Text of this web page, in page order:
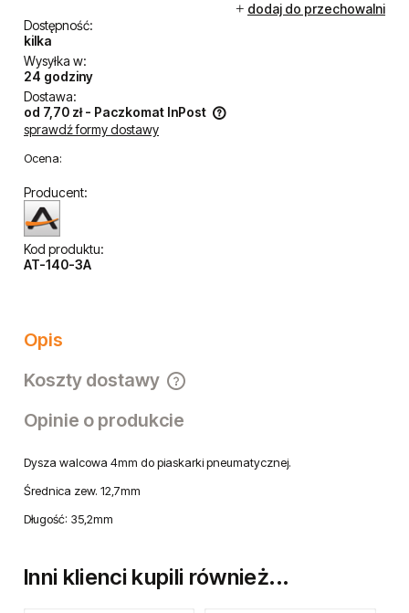
dodaj do przechowalni
Dostępność:
kilka
Wysyłka w:
24 godziny
Dostawa:
od 7,70 zł - Paczkomat InPost
Cena nie zawiera ewentualnych kosztów płatności
sprawdź formy dostawy
Ocena:
Producent:
Kod produktu:
AT-140-3A
Opis
Koszty dostawy
Cena nie zawiera ewentualnych kosztów płatności
Opinie o produkcie
Dysza walcowa 4mm do piaskarki pneumatycznej.
Średnica zew. 12,7mm
Długość: 35,2mm
Inni klienci kupili również...